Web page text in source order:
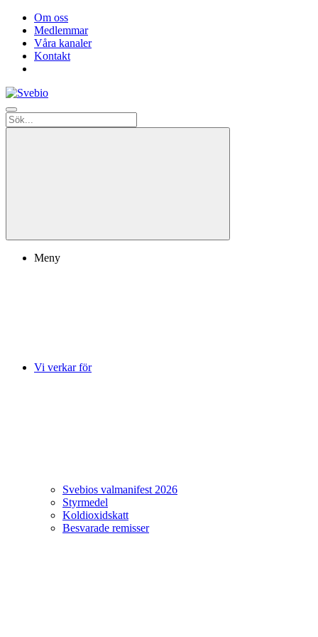
Om oss
Medlemmar
Våra kanaler
Kontakt
Meny
Vi verkar för
Svebios valmanifest 2026
Styrmedel
Koldioxidskatt
Besvarade remisser